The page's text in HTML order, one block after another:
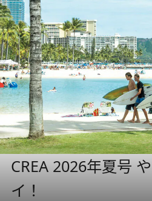
CREA 2026年夏号
イ！